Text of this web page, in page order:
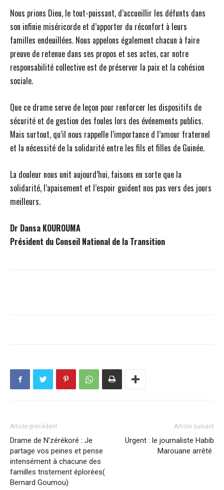
Nous prions Dieu, le tout-puissant, d’accueillir les défunts dans
son infinie miséricorde et d’apporter du réconfort à leurs
familles endeuillées. Nous appelons également chacun à faire
preuve de retenue dans ses propos et ses actes, car notre
responsabilité collective est de préserver la paix et la cohésion
sociale.
Que ce drame serve de leçon pour renforcer les dispositifs de
sécurité et de gestion des foules lors des événements publics.
Mais surtout, qu’il nous rappelle l’importance d l’amour fraternel
et la nécessité de la solidarité entre les fils et filles de Guinée.
La douleur nous unit aujourd’hui, faisons en sorte que la
solidarité, l’apaisement et l’espoir guident nos pas vers des jours
meilleurs.
Dr Dansa KOUROUMA
Président du Conseil National de la Transition
Article précédent
Drame de N’zérékoré : Je
partage vos peines et pense
intensément à chacune des
familles tristement éplorées(
Bernard Goumou)
Article suivant
Urgent : le journaliste Habib
Marouane arrêté